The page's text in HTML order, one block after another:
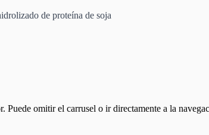
de proteína de soja
omitir el carrusel o ir directamente a la